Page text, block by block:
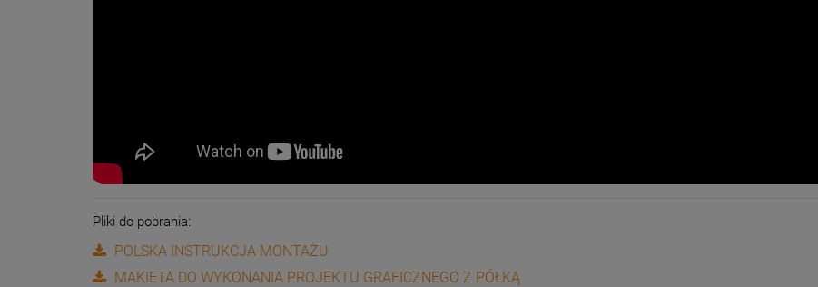
Pliki do pobrania:
POLSKA INSTRUKCJA MONTAŻU
MAKIETA DO WYKONANIA PROJEKTU GRAFICZNEGO Z PÓŁKĄ